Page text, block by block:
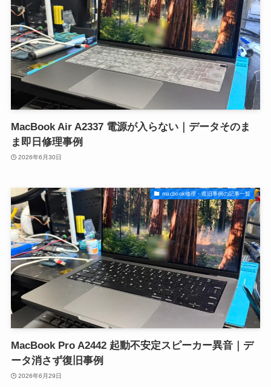
MacBook Air A2337 電源が入らない｜データそのま
ま即日修理事例
2026年6月30日
macbook修理・復旧事例の記事一覧
MacBook Pro A2442 起動不安定スピーカー異音｜デ
ータ消さず復旧事例
2026年6月29日